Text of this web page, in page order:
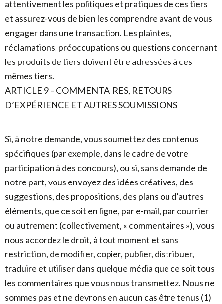
attentivement les politiques et pratiques de ces tiers
et assurez-vous de bien les comprendre avant de vous
engager dans une transaction. Les plaintes,
réclamations, préoccupations ou questions concernant
les produits de tiers doivent être adressées à ces
mêmes tiers.
ARTICLE 9 – COMMENTAIRES, RETOURS
D’EXPÉRIENCE ET AUTRES SOUMISSIONS
Si, à notre demande, vous soumettez des contenus
spécifiques (par exemple, dans le cadre de votre
participation à des concours), ou si, sans demande de
notre part, vous envoyez des idées créatives, des
suggestions, des propositions, des plans ou d’autres
éléments, que ce soit en ligne, par e-mail, par courrier
ou autrement (collectivement, « commentaires »), vous
nous accordez le droit, à tout moment et sans
restriction, de modifier, copier, publier, distribuer,
traduire et utiliser dans quelque média que ce soit tous
les commentaires que vous nous transmettez. Nous ne
sommes pas et ne devrons en aucun cas être tenus (1)